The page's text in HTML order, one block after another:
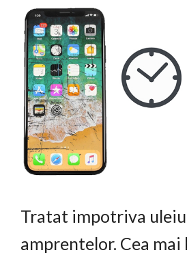
Tratat impotriva
amprentelor. Cea mai